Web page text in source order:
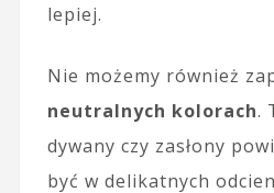
lepiej.
Nie możemy również
neutralnych kolorach.
dywany czy zasłony
być w delikatnych